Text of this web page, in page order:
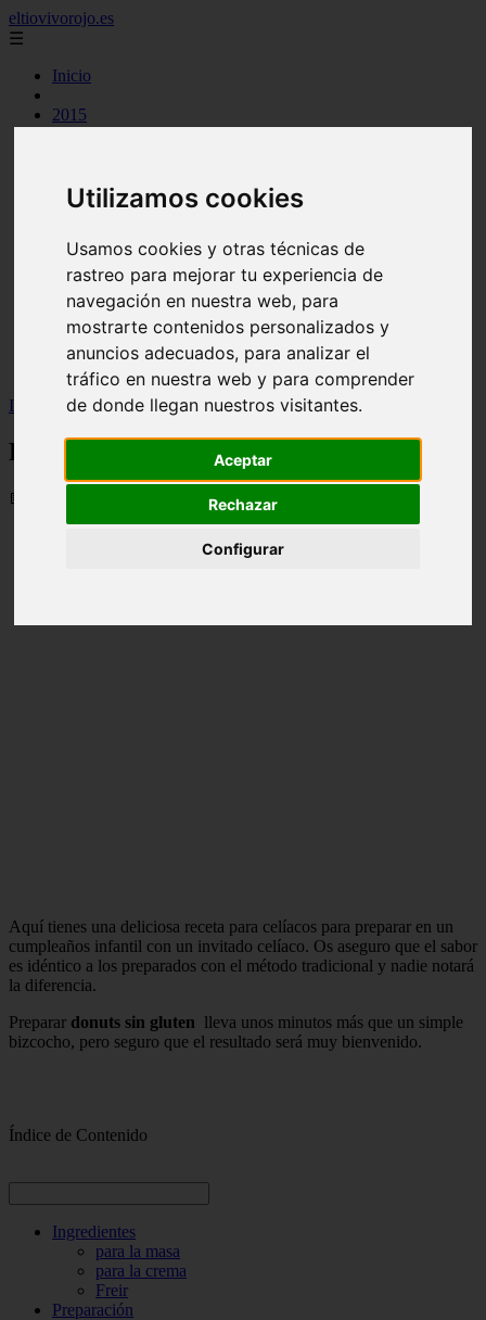
Utilizamos cookies
Usamos cookies y otras técnicas de
rastreo para mejorar tu experiencia de
navegación en nuestra web, para
mostrarte contenidos personalizados y
anuncios adecuados, para analizar el
tráfico en nuestra web y para comprender
de donde llegan nuestros visitantes.
Aceptar
Rechazar
Configurar
eltiovivorojo.es
☰
Inicio
2015
comidas
espana
mariscos
otros
producto
reposteria
venezuela
verduras
Inicio
recetas >Rosquillas sin gluten: la receta
Rosquillas sin gluten: la receta
📅 20/05/2025
Aquí tienes una deliciosa receta para celíacos para preparar en un
cumpleaños infantil con un invitado celíaco. Os aseguro que el sabor
es idéntico a los preparados con el método tradicional y nadie notará
la diferencia.
Preparar donuts sin gluten lleva unos minutos más que un simple
bizcocho, pero seguro que el resultado será muy bienvenido.
Índice de Contenido
Ingredientes
para la masa
para la crema
Freir
Preparación